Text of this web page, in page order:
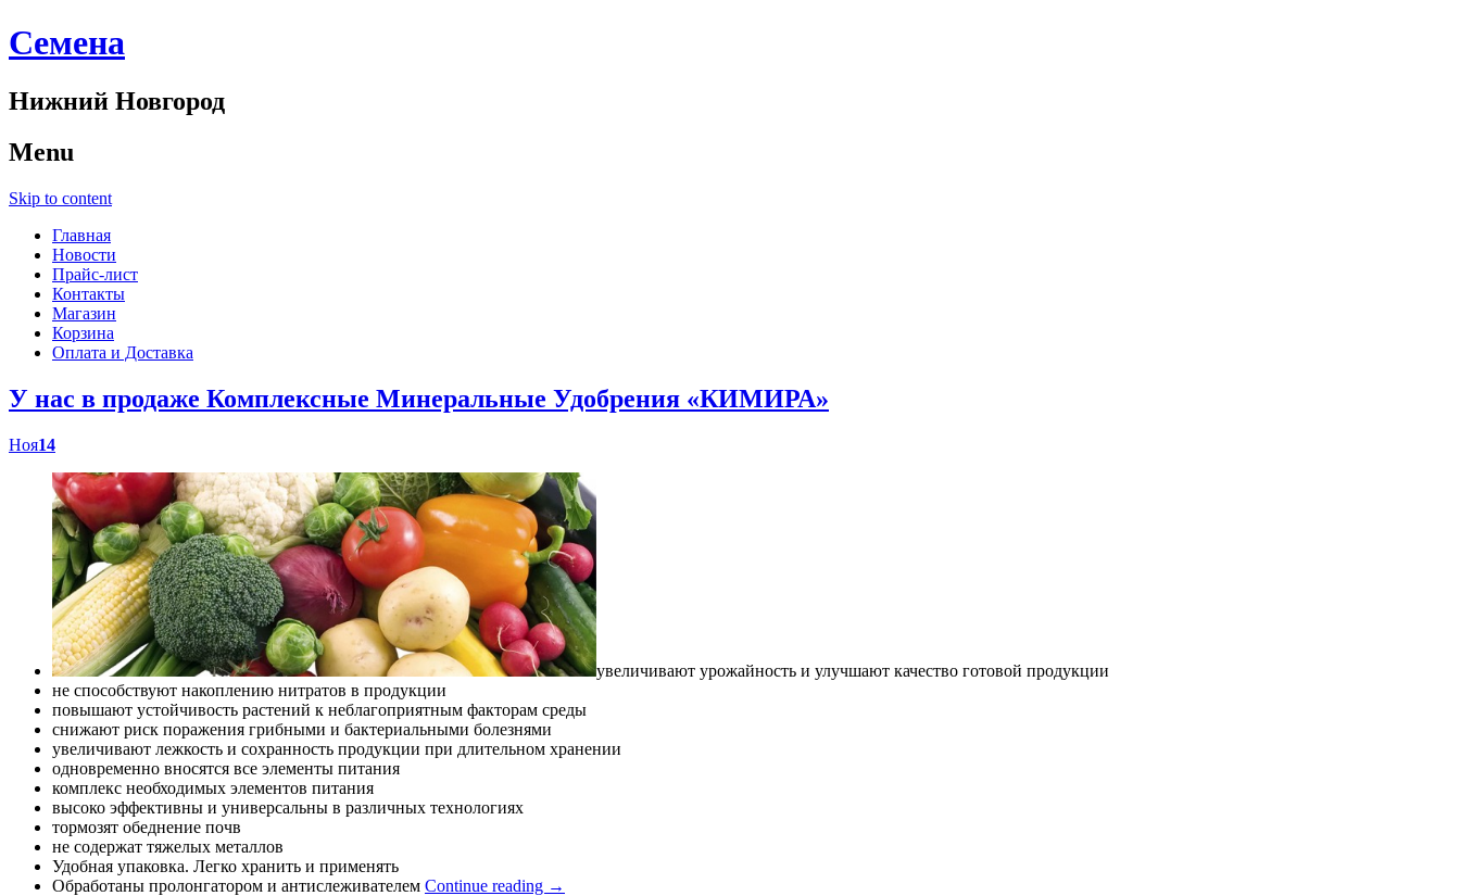
Cемена
Нижний Новгород
Menu
Skip to content
Главная
Новости
Прайс-лист
Контакты
Магазин
Корзина
Оплата и Доставка
У нас в продаже Комплексные Минеральные Удобрения «КИМИРА»
Ноя14
увеличивают урожайность и улучшают качество готовой продукции
не способствуют накоплению нитратов в продукции
повышают устойчивость растений к неблагоприятным факторам среды
снижают риск поражения грибными и бактериальными болезнями
увеличивают лежкость и сохранность продукции при длительном хранении
одновременно вносятся все элементы питания
комплекс необходимых элементов питания
высоко эффективны и универсальны в различных технологиях
тормозят обеднение почв
не содержат тяжелых металлов
Удобная упаковка. Легко хранить и применять
Обработаны пролонгатором и антислеживателем Continue reading →